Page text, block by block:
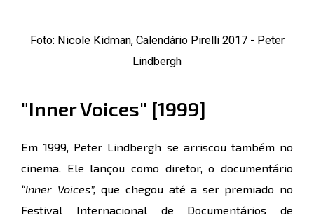
Foto: Nicole Kidman, Calendário Pirelli 2017 - Peter
Lindbergh
"Inner Voices" [1999]
Em 1999, Peter Lindbergh se arriscou também no
cinema. Ele lançou como diretor, o documentário
“Inner Voices”,que chegou até a ser premiado no
Festival Internacional de Documentários de